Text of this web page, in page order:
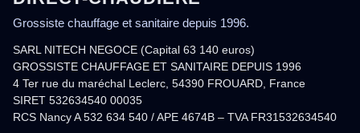
Grossiste chauffage et sanitaire depuis 1996.
SARL NITECH NEGOCE (Capital 63 140 euros)
GROSSISTE CHAUFFAGE ET SANITAIRE DEPUIS 1996
4 Ter rue du maréchal Leclerc, 54390 FROUARD, France
SIRET 532634540 00035
RCS Nancy A 532 634 540 / APE 4674B – TVA FR31532634540